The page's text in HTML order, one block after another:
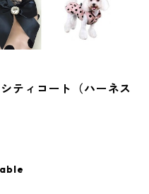
ティコート（ハーネス